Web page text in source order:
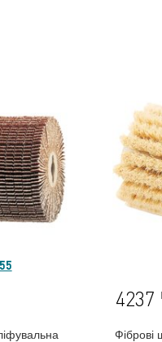
4237
Фіброві